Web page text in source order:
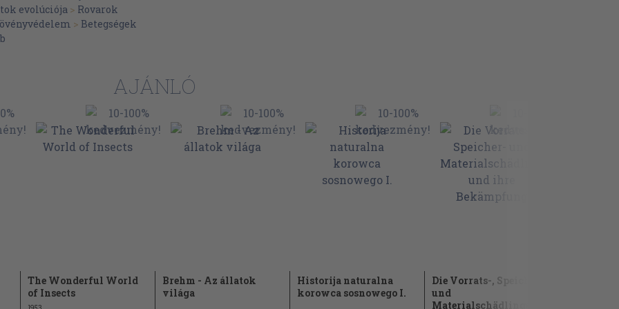
154
155
168
169
evolúciója > Rovarok
> Betegségek
AJÁNLÓ
The Wonderful World
of Insects
Brehm - Az állatok
világa
Historija naturalna
korowca sosnowego I.
Die Vorrats-, Speicher-
und
Materialschädlinge...